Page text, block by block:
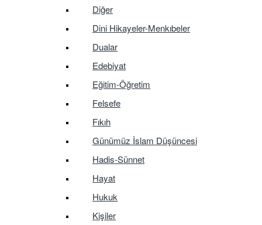
Diğer
Dini Hikayeler-Menkıbeler
Dualar
Edebiyat
Eğitim-Öğretim
Felsefe
Fıkıh
Günümüz İslam Düşüncesi
Hadis-Sünnet
Hayat
Hukuk
Kişiler